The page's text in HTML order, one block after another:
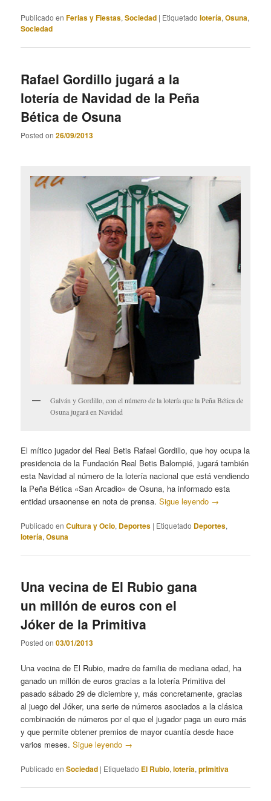
Publicado en Ferias y Fiestas,Sociedad | Etiquetado lotería,Osuna,
Sociedad
Rafael Gordillo jugará a la
lotería de Navidad de la Peña
Bética de Osuna
Posted on26/09/2013
Galván y Gordillo, con el número de la lotería que la Peña Bética de
Osuna jugará en Navidad
El mítico jugador del Real Betis Rafael Gordillo, que hoy ocupa la
presidencia de la Fundación Real Betis Balompié, jugará también
esta Navidad al número de la lotería nacional que está vendiendo
la Peña Bética «San Arcadio» de Osuna, ha informado esta
entidad ursaonense en nota de prensa.Sigue leyendo →
Publicado en Cultura y Ocio, Deportes | Etiquetado Deportes,
lotería,Osuna
Una vecina de El Rubio gana
un millón de euros con el
Jóker de la Primitiva
Posted on03/01/2013
Una vecina de El Rubio, madre de familia de mediana edad, ha
ganado un millón de euros gracias a la lotería Primitiva del
pasado sábado 29 de diciembre y, más concretamente, gracias
al juego del Jóker, una serie de números asociados a la clásica
combinación de números por el que el jugador paga un euro más
y que permite obtener premios de mayor cuantía desde hace
varios meses.Sigue leyendo →
Publicado en Sociedad | Etiquetado El Rubio,lotería,primitiva